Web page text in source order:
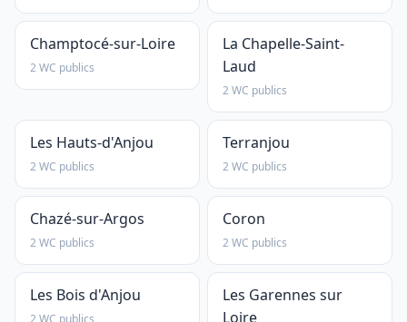
Champtocé-sur-Loire
2 WC publics
La Chapelle-Saint-
Laud
2 WC publics
Les Hauts-d'Anjou
2 WC publics
Terranjou
2 WC publics
Chazé-sur-Argos
2 WC publics
Coron
2 WC publics
Les Bois d'Anjou
2 WC publics
Les Garennes sur
Loire